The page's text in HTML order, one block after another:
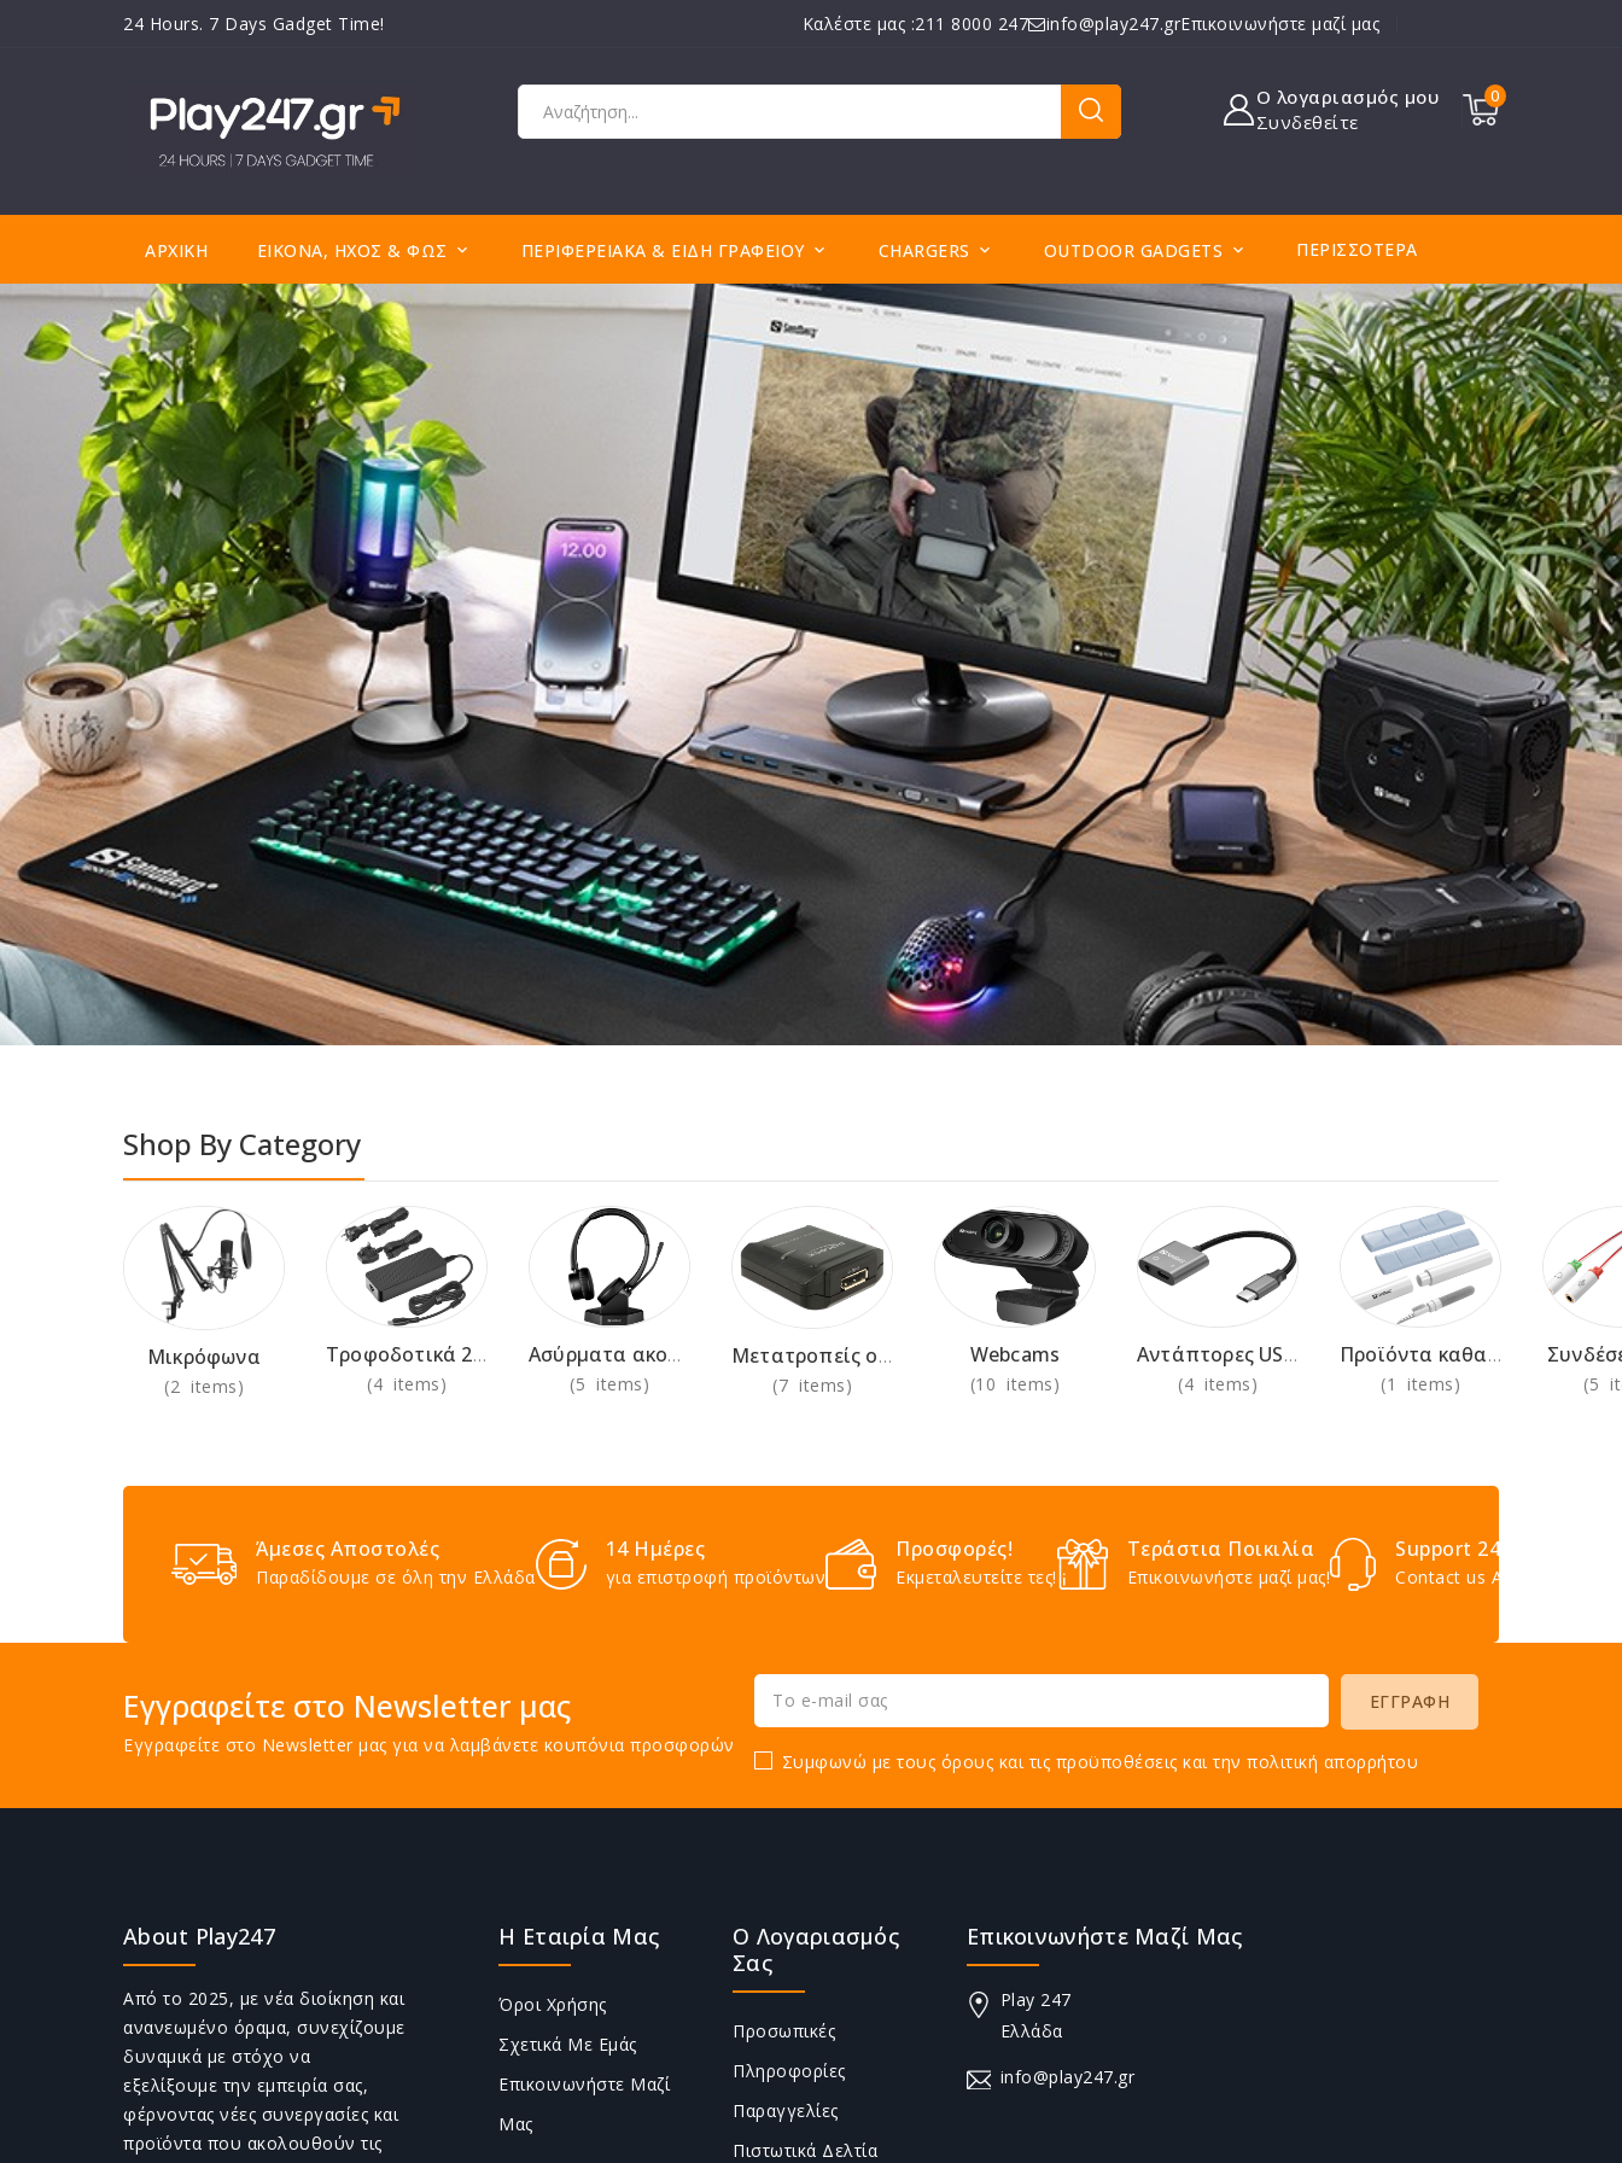
24 Hours. 7 Days Gadget Time! Καλέστε μας :211 8000 247 info@play247.grΕπικοινωνήστε μαζί μας
Ο λογαριασμός μου
Συνδεθείτε
0
ΑΡΧΙΚΉ ΕΙΚΌΝΑ, ΉΧΟΣ & ΦΩΣ  ΠΕΡΙΦΕΡΕΙΑΚΆ & ΕΊΔΗ ΓΡΑΦΕΊΟΥ  CHARGERS  OUTDOOR GADGETS  ΠΕΡΙΣΣΌΤΕΡΑ
Shop By Category
Μικρόφωνα
(2 items)
Τροφοδοτικά 230V
(4 items)
Ασύρματα ακουστικά για χρήση στο γραφείο
(5 items)
Μετατροπείς οθόνης
(7 items)
Webcams
(10 items)
Αντάπτορες USB-C AV/VGA/HDMI
(4 items)
Προϊόντα καθαρισμού
(1 items)
(5
Άμεσες Αποστολές
Παραδίδουμε σε όλη την Ελλάδα
14 Ημέρες
για επιστροφή προϊόντων
Προσφορές!
Εκμεταλευτείτε τες!
Τεράστια Ποικιλία
Επικοινωνήστε μαζί μας!
Support 24/7
Contact us Anytime
Εγγραφείτε στο Newsletter μας
Εγγραφείτε στο Newsletter μας για να λαμβάνετε κουπόνια προσφορών
Συμφωνώ με τους όρους και τις προϋποθέσεις και την πολιτική απορρήτου
About Play247
Από το 2025, με νέα διοίκηση και
ανανεωμένο όραμα, συνεχίζουμε
δυναμικά με στόχο να
εξελίξουμε την εμπειρία σας,
φέρνοντας νέες συνεργασίες και
προϊόντα που ακολουθούν τις
Η Εταιρία Μας
Όροι Χρήσης
Σχετικά Με Εμάς
Επικοινωνήστε Μαζί
Μας
Ο Λογαριασμός
Σας
Προσωπικές
Πληροφορίες
Παραγγελίες
Πιστωτικά Δελτία
Επικοινωνήστε Μαζί Μας
Play 247
Ελλάδα
info@play247.gr